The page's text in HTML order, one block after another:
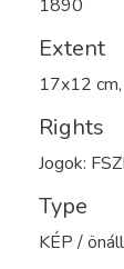
1890
Extent
17x12
Rights
Jogok:
Type
KÉP /